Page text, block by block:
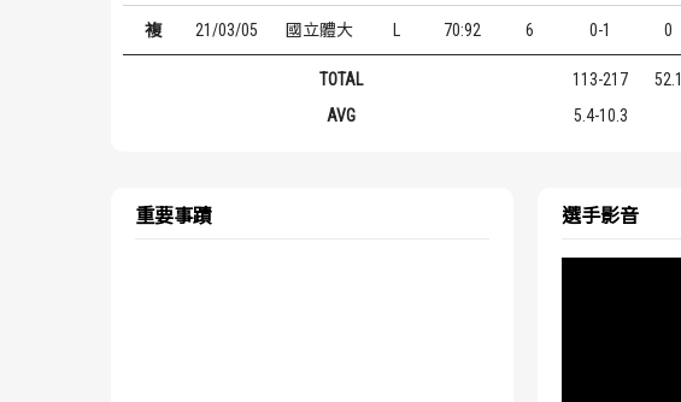
複 21/03/05 國立體大 L 70:92 6 0-1 0
TOTAL 113-217 52.1
AVG
5.4-10.3
重要事蹟 選手影音